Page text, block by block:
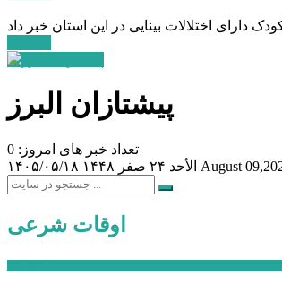
پیشتازان البرز
تعداد خبر های امروز: 0
۱۴۰۵/۰۵/۱۸
الأحد ۲۴ صفر ۱۴۴۸ August
اوقات شرعی